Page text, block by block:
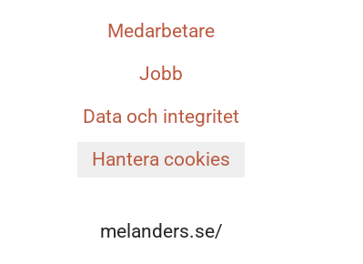
Medarbetare
Jobb
Data och integritet
Hantera cookies
melanders.se/